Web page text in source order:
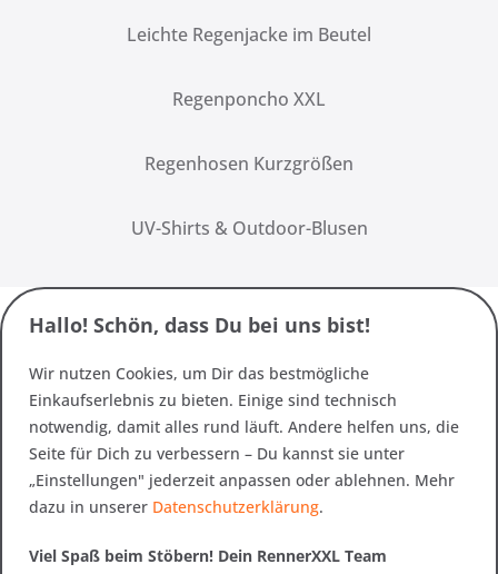
Leichte Regenjacke im Beutel
Regenponcho XXL
Regenhosen Kurzgrößen
UV-Shirts & Outdoor-Blusen
Hallo! Schön, dass Du bei uns bist!
Wir nutzen Cookies, um Dir das bestmögliche
Einkaufserlebnis zu bieten. Einige sind technisch
notwendig, damit alles rund läuft. Andere helfen uns, die
Seite für Dich zu verbessern – Du kannst sie unter
„Einstellungen" jederzeit anpassen oder ablehnen. Mehr
dazu in unserer Datenschutzerklärung.
Viel Spaß beim Stöbern! Dein RennerXXL Team